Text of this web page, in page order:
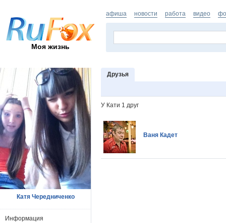
Моя жизнь
афиша новости работа видео
Друзья
У Кати 1 друг
Ваня Кадет
Катя Чередниченко
Информация